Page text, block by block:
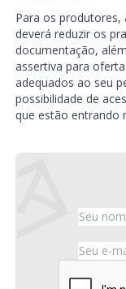
Para os
deverá reduzir os
documentação,
assertiva para
adequados ao seu
possibilidade de
que estão entrando